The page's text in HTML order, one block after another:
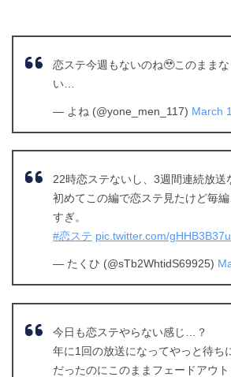
恋ステ今週もないのね🥹このまま
い…
— よね (@yone_men_117) March
22時恋ステないし、3週間連続放送
初めてこの編で恋ステ見たけど毎
すぎ。
#恋ステ pic.twitter.com/
— たくひ (@sTb2WhtidS69925)
今日も恋ステやらない感じ…？
年に1回の放送になってやっと待ち
だったのにこのままフェードアウ